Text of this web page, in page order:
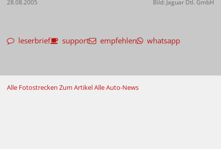
28.08.2005 Bild: Jaguar Dtl. GmbH
leserbrief support empfehlen whatsapp
Alle Fotostrecken Zum ArtikelAlle Auto-News